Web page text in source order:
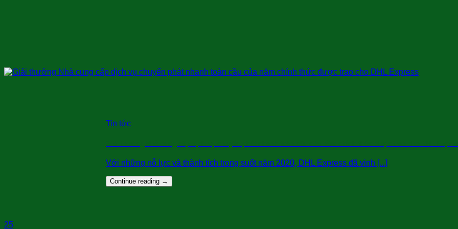
Tin tức
Với những nỗ lực và thành tích trong suốt năm 2020, DHL Express đã vinh [...]
Continue reading →
25